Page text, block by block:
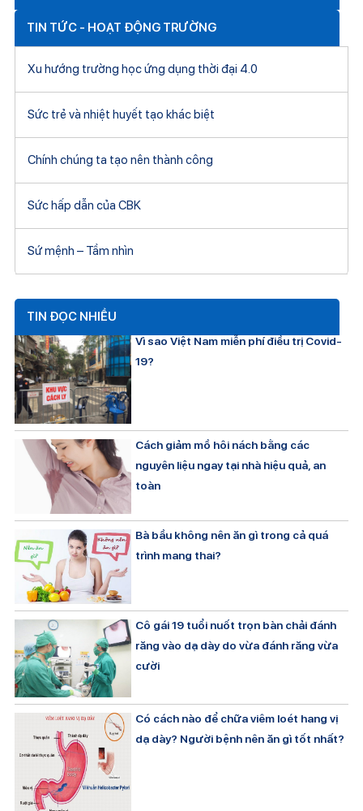
TIN TỨC - HOẠT ĐỘNG TRƯỜNG
Xu hướng trường học ứng dụng thời đại 4.0
Sức trẻ và nhiệt huyết tạo khác biệt
Chính chúng ta tạo nên thành công
Sức hấp dẫn của CBK
Sứ mệnh – Tầm nhìn
TIN ĐỌC NHIỀU
Vì sao Việt Nam miễn phí điều trị Covid-
19?
Cách giảm mồ hôi nách bằng các
nguyên liệu ngay tại nhà hiệu quả, an
toàn
Bà bầu không nên ăn gì trong cả quá
trình mang thai?
Cô gái 19 tuổi nuốt trọn bàn chải đánh
răng vào dạ dày do vừa đánh răng vừa
cười
Có cách nào để chữa viêm loét hang vị
dạ dày? Người bệnh nên ăn gì tốt nhất?